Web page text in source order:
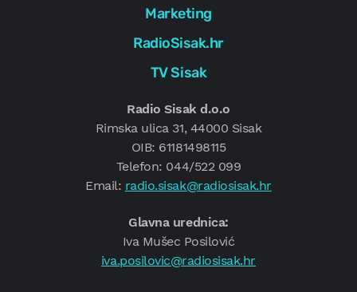
Marketing
RadioSisak.hr
TV Sisak
Radio Sisak d.o.o
Rimska ulica 31, 44000 Sisak
OIB: 61181498115
Telefon: 044/522 099
Email: radio.sisak@radiosisak.hr
Glavna urednica:
Iva Mušec Posilović
iva.posilovic@radiosisak.hr